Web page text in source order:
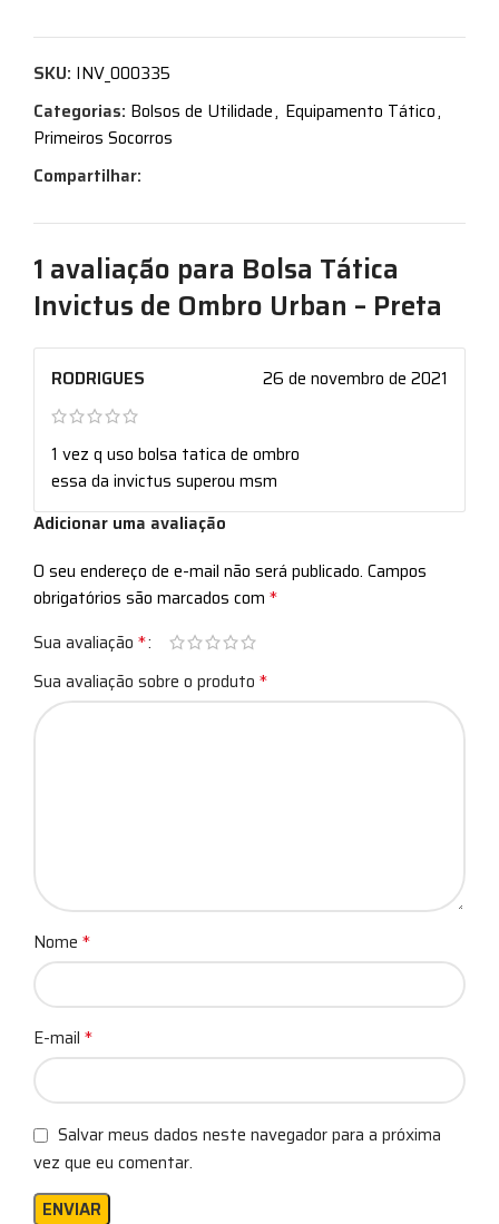
SKU: INV_000335
Categorias: Bolsos de Utilidade, Equipamento Tático,
Primeiros Socorros
Compartilhar:
1 avaliação para Bolsa Tática
Invictus de Ombro Urban – Preta
RODRIGUES 26 de novembro de 2021
1 vez q uso bolsa tatica de ombro
essa da invictus superou msm
Adicionar uma avaliação
O seu endereço de e-mail não será publicado. Campos
obrigatórios são marcados com *
Sua avaliação *
Sua avaliação sobre o produto *
Nome *
E-mail *
Salvar meus dados neste navegador para a próxima
vez que eu comentar.